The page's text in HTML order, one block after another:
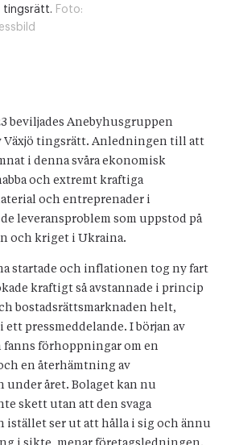
tingsrätt. Foto:
beviljades Anebyhusgruppen
Växjö tingsrätt. Anledningen till att
i denna svåra ekonomisk
och extremt kraftiga
och entreprenader i
leveransproblem som uppstod på
och kriget i Ukraina.
startade och inflationen tog ny fart
kraftigt så avstannade i princip
bostadsrättsmarknaden helt,
pressmeddelande. I början av
förhoppningar om en
en återhämtning av
under året. Bolaget kan nu
skett utan att den svaga
istället ser ut att hålla i sig och ännu